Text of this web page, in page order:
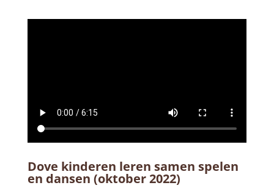
Dove kinderen leren samen spelen
en dansen (oktober 2022)